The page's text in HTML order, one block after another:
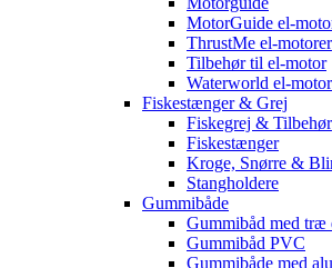
MotorGuide el-
ThrustMe el-motorer
Tilbehør til el-motor
Waterworld el-
Fiskestænger & Grej
Fiskegrej & Tilbehør
Fiskestænger
Kroge, Snørre &
Stangholdere
Gummibåde
Gummibåd med træ
Gummibåd PVC
Gummibåde med